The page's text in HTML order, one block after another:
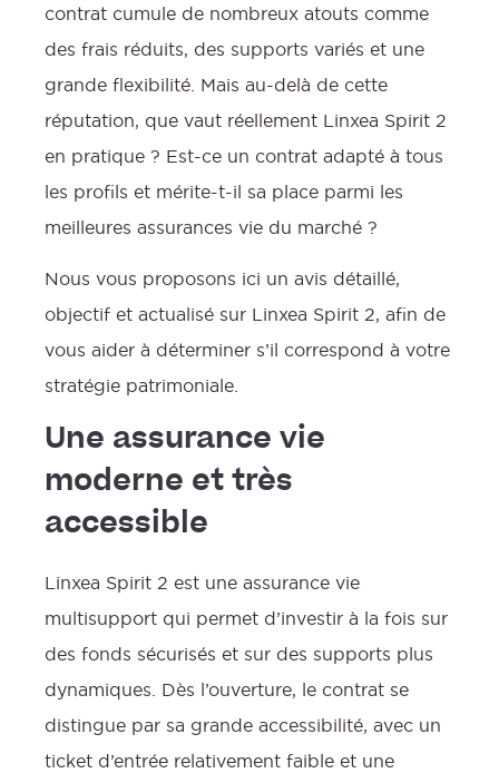
contrat cumule de nombreux atouts comme
des frais réduits, des supports variés et une
grande flexibilité. Mais au-delà de cette
réputation, que vaut réellement Linxea Spirit 2
en pratique ? Est-ce un contrat adapté à tous
les profils et mérite-t-il sa place parmi les
meilleures assurances vie du marché ?
Nous vous proposons ici un avis détaillé,
objectif et actualisé sur Linxea Spirit 2, afin de
vous aider à déterminer s’il correspond à votre
stratégie patrimoniale.
Une assurance vie
moderne et très
accessible
Linxea Spirit 2 est une assurance vie
multisupport qui permet d’investir à la fois sur
des fonds sécurisés et sur des supports plus
dynamiques. Dès l’ouverture, le contrat se
distingue par sa grande accessibilité, avec un
ticket d’entrée relativement faible et une